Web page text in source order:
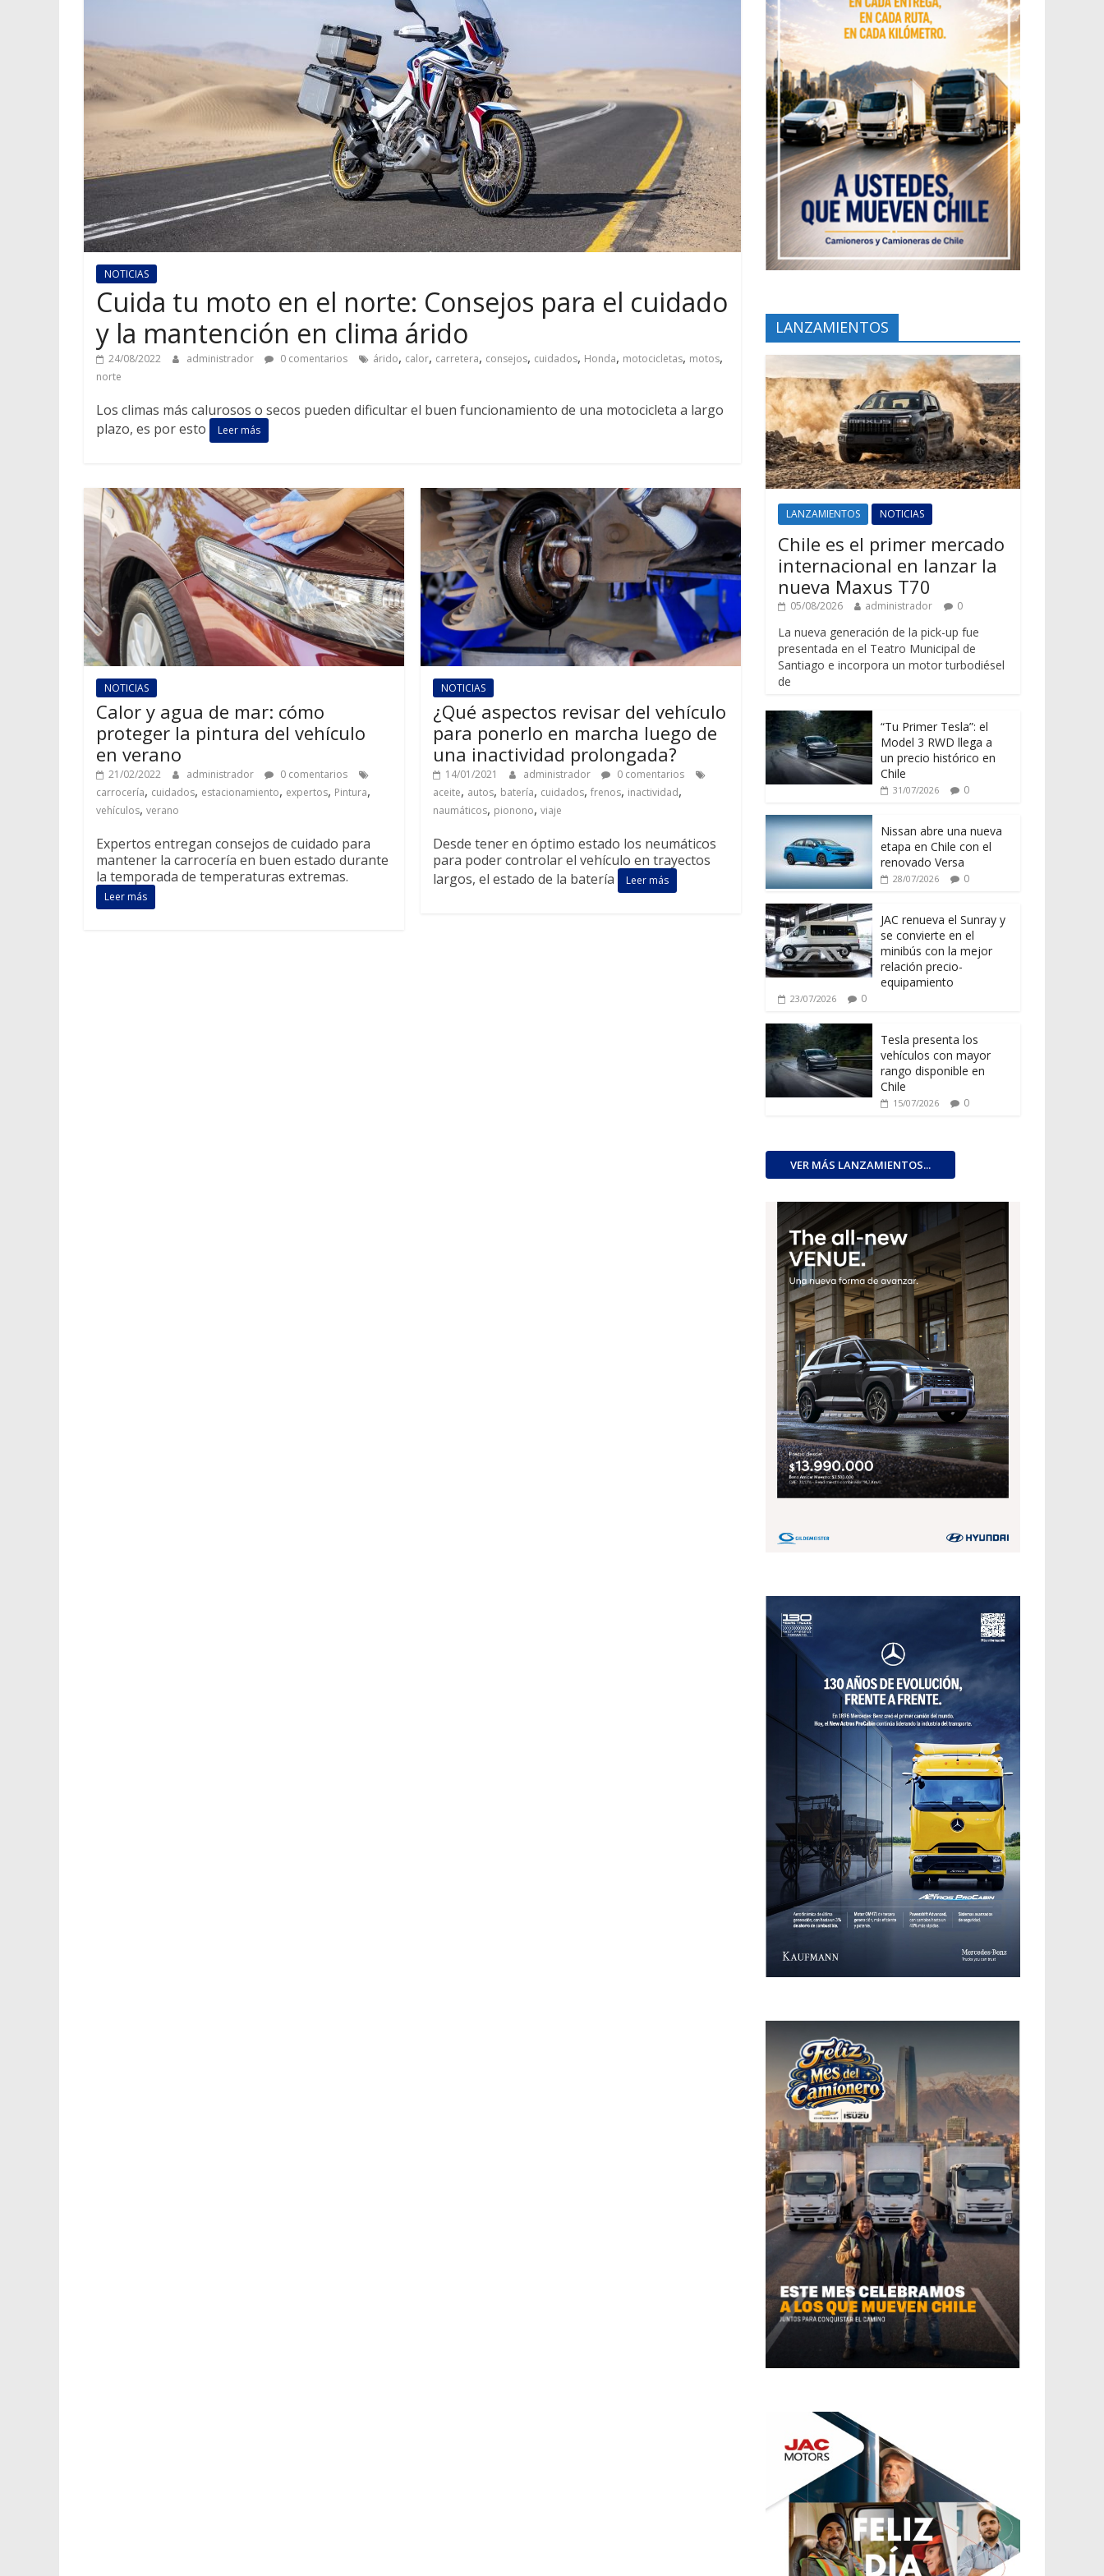
NOTICIAS
Cuida tu moto en el norte: Consejos para el cuidado
y la mantención en clima árido
24/08/2022 administrador 0 comentarios árido, calor, carretera, consejos, cuidados, Honda, motocicletas, motos,
norte
Los climas más calurosos o secos pueden dificultar el buen funcionamiento de una motocicleta a largo
plazo, es por esto
Leer más
NOTICIAS
Calor y agua de mar: cómo
proteger la pintura del vehículo
en verano
21/02/2022 administrador
0 comentarios
carrocería, cuidados, estacionamiento, expertos, Pintura,
vehículos, verano
Expertos entregan consejos de cuidado para
mantener la carrocería en buen estado durante
la temporada de temperaturas extremas.
Leer más
NOTICIAS
¿Qué aspectos revisar del vehículo
para ponerlo en marcha luego de
una inactividad prolongada?
14/01/2021 administrador
0 comentarios
aceite, autos, batería, cuidados,frenos, inactividad,
naumáticos, pionono,viaje
Desde tener en óptimo estado los neumáticos
para poder controlar el vehículo en trayectos
largos, el estado de la batería
Leer más
LANZAMIENTOS
LANZAMIENTOS NOTICIAS
Chile es el primer mercado
internacional en lanzar la
nueva Maxus T70
05/08/2026 administrador 0
La nueva generación de la pick-up fue
presentada en el Teatro Municipal de
Santiago e incorpora un motor turbodiésel
de
“Tu Primer Tesla”: el
Model 3 RWD llega a
un precio histórico en
Chile
31/07/2026 0
Nissan abre una nueva
etapa en Chile con el
renovado Versa
28/07/2026 0
JAC renueva el Sunray y
se convierte en el
minibús con la mejor
relación precio-
equipamiento
23/07/2026 0
Tesla presenta los
vehículos con mayor
rango disponible en
Chile
15/07/2026 0
VER MÁS LANZAMIENTOS...